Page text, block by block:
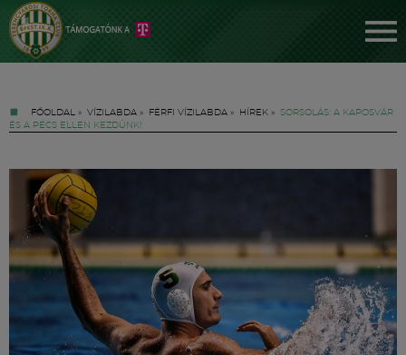
FŐOLDAL » VÍZILABDA » FÉRFI VÍZILABDA » HÍREK »
SORSOLÁS: A KAPOSVÁR
ÉS A PÉCS ELLEN KEZDÜNK!
Jegyek
FM YouTube +